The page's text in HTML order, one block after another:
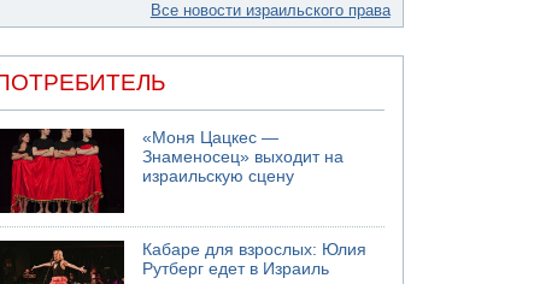
Все новости израильского права
«Моня Цацкес —
Знаменосец» выходит на
израильскую сцену
Кабаре для взрослых: Юлия
Рутберг едет в Израиль